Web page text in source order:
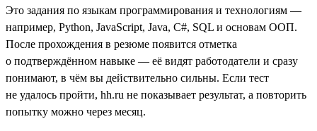
Это задания по языкам программирования и технологиям —
например, Python, JavaScript, Java, C#, SQL и основам ООП.
После прохождения в резюме появится отметка
о подтверждённом навыке — её видят работодатели и сразу
понимают, в чём вы действительно сильны. Если тест
не удалось пройти, hh.ru не показывает результат, а повторить
попытку можно через месяц.